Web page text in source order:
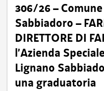
306/26 –
Sabbiadoro –
DIRETTORE DI
l’Azienda
Lignano
una graduatoria